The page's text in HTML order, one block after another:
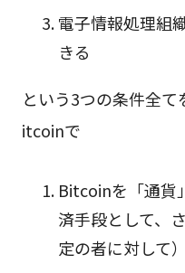
電子情報処理組
きる
という3つの条件全
itcoinで
Bitcoinを「通貨
済手段として、
定の者に対して